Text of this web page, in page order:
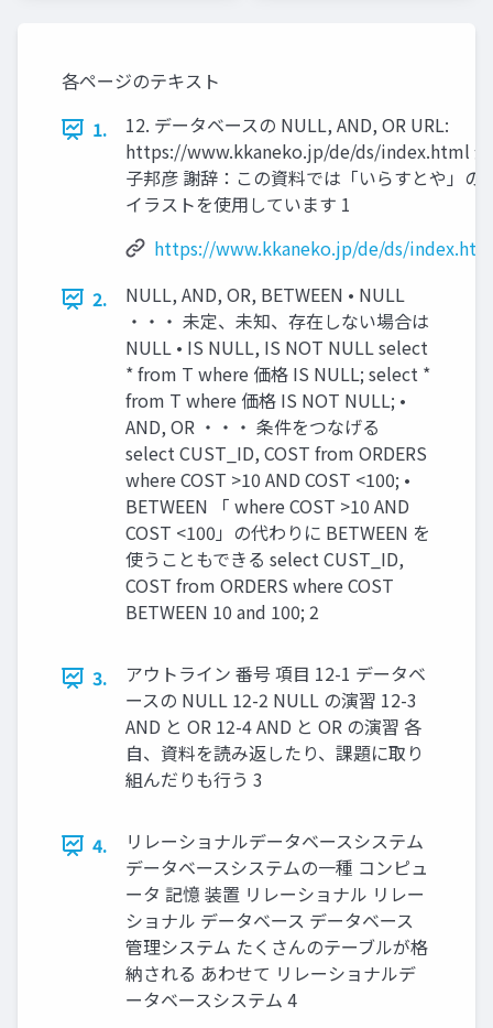
各ページのテキスト
1.
12. データベースの NULL, AND, OR URL:
https://www.kkaneko.jp/de/ds/index.html 金
子邦彦 謝辞：この資料では「いらすとや」の
イラストを使用しています 1
https://www.kkaneko.jp/de/ds/
2.
NULL, AND, OR, BETWEEN • NULL
・・・ 未定、未知、存在しない場合は
NULL • IS NULL, IS NOT NULL select
* from T where 価格 IS NULL; select *
from T where 価格 IS NOT NULL; •
AND, OR ・・・ 条件をつなげる
select CUST_ID, COST from ORDERS
where COST >10 AND COST <100; •
BETWEEN 「 where COST >10 AND
COST <100」の代わりに BETWEEN を
使うこともできる select CUST_ID,
COST from ORDERS where COST
BETWEEN 10 and 100; 2
3.
アウトライン 番号 項目 12-1 データベ
ースの NULL 12-2 NULL の演習 12-3
AND と OR 12-4 AND と OR の演習 各
自、資料を読み返したり、課題に取り
組んだりも行う 3
4.
リレーショナルデータベースシステム
データベースシステムの一種 コンピュ
ータ 記憶 装置 リレーショナル リレー
ショナル データベース データベース
管理システム たくさんのテーブルが格
納される あわせて リレーショナルデ
ータベースシステム 4